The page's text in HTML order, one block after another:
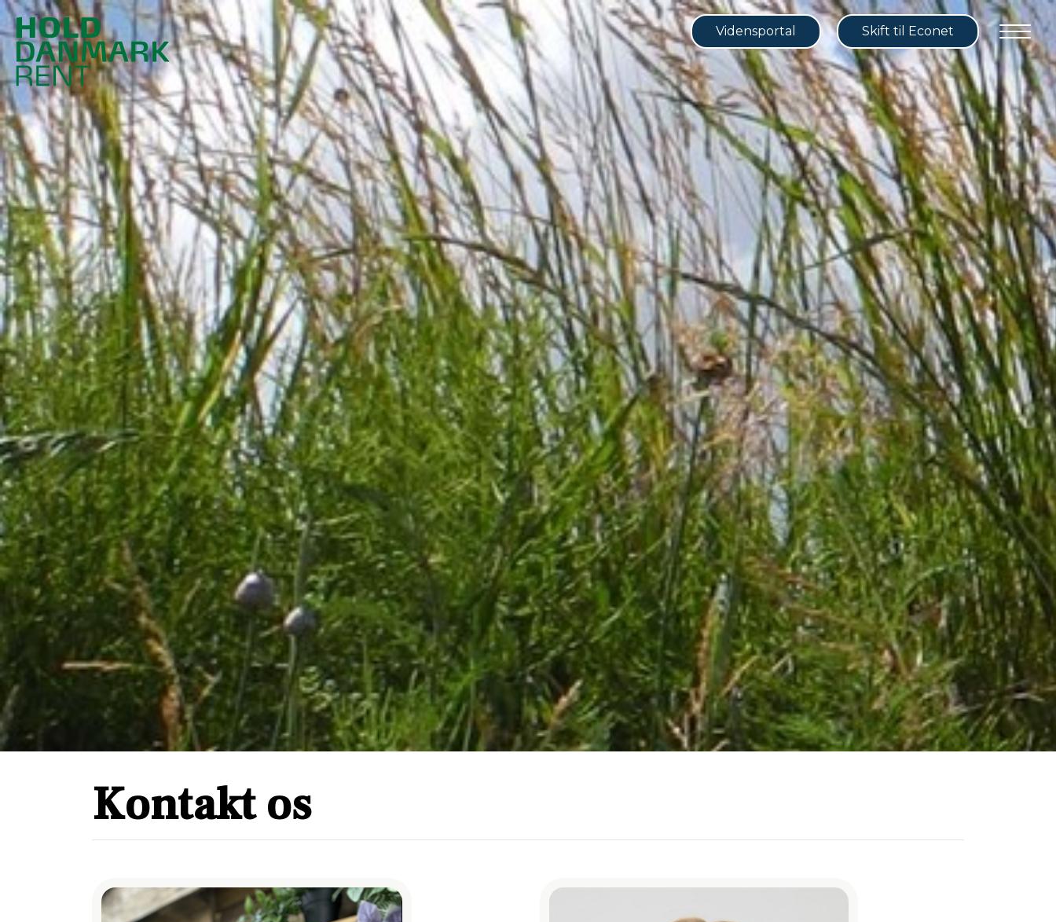
Vidensportal Skift til Econet
Kontakt os